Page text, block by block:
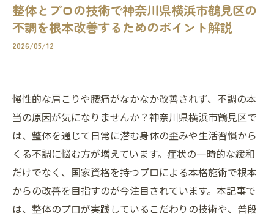
整体とプロの技術で神奈川県横浜市鶴見区の
不調を根本改善するためのポイント解説
2026/05/12
慢性的な肩こりや腰痛がなかなか改善されず、不調の本
当の原因が気になりませんか？神奈川県横浜市鶴見区で
は、整体を通じて日常に潜む身体の歪みや生活習慣から
くる不調に悩む方が増えています。症状の一時的な緩和
だけでなく、国家資格を持つプロによる本格施術で根本
からの改善を目指すのが今注目されています。本記事で
は、整体のプロが実践しているこだわりの技術や、普段